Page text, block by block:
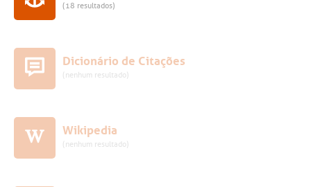
(18 resultados)
Dicionário de Citações
(nenhum resultado)
Wikipedia
(nenhum resultado)